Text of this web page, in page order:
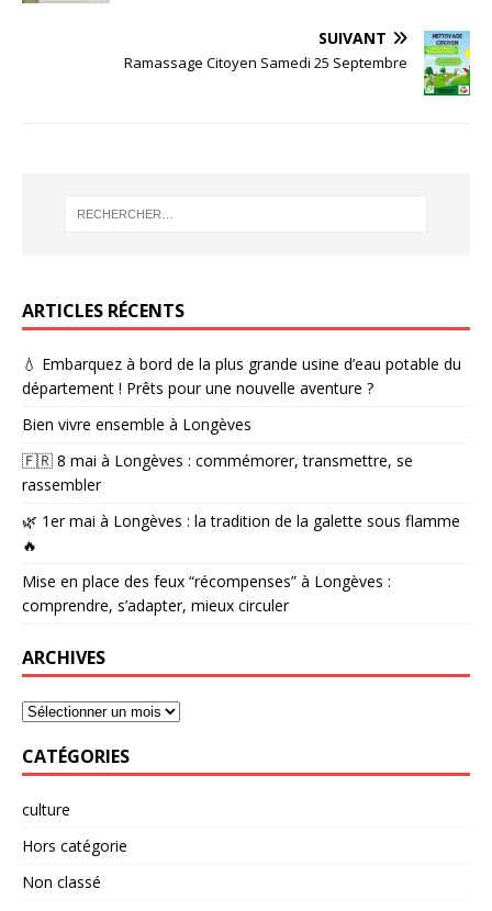
SUIVANT
Ramassage Citoyen Samedi 25 Septembre
ARTICLES RÉCENTS
💧 Embarquez à bord de la plus grande usine d’eau potable du
département ! Prêts pour une nouvelle aventure ?
Bien vivre ensemble à Longèves
🇫🇷 8 mai à Longèves : commémorer, transmettre, se
rassembler
🌿 1er mai à Longèves : la tradition de la galette sous flamme
🔥
Mise en place des feux “récompenses” à Longèves :
comprendre, s’adapter, mieux circuler
ARCHIVES
CATÉGORIES
culture
Hors catégorie
Non classé